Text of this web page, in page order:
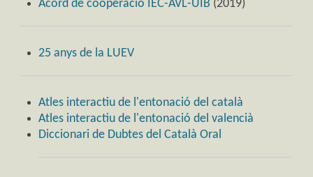
Acord de cooperació IEC-AVL-UIB (2019)
25 anys de la LUEV
Atles interactiu de l'entonació del català
Atles interactiu de l'entonació del valencià
Diccionari de Dubtes del Català Oral